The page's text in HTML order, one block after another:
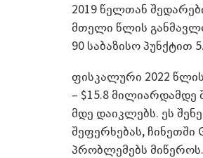
2019 წელთან
მთელი წლის
90 საბაზისო პუნქტით
ფისკალური 2022
– $15.8 მილიარდამდე
მდე დაიკლებს. ეს
შეფერხებას, ჩინეთში
პრობლემებს მიწეროს.